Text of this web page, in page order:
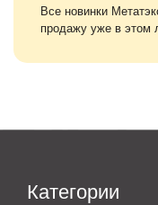
Все новинки
продажу уже в этом
Категории